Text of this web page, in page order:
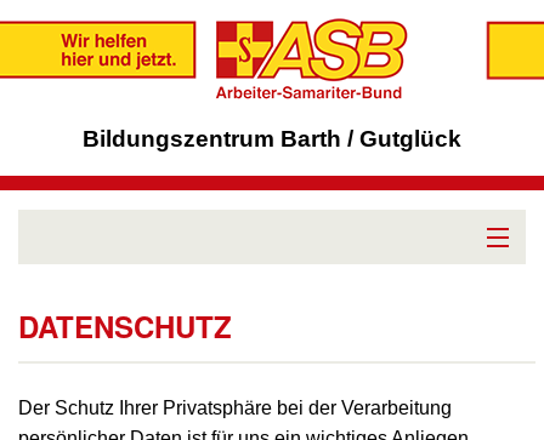
Bildungszentrum Barth / Gutglück
BAFzA
BFD/FsJ
DATENSCHUTZ
Der Schutz Ihrer Privatsphäre bei der Verarbeitung